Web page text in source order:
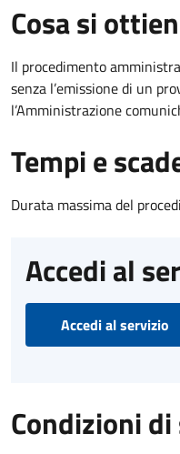
Cosa si
Il procedimento
senza l’emissione di un
l’Amministrazione
Tempi e
Durata massima del
Accedi al
Accedi al servizio
Condizioni